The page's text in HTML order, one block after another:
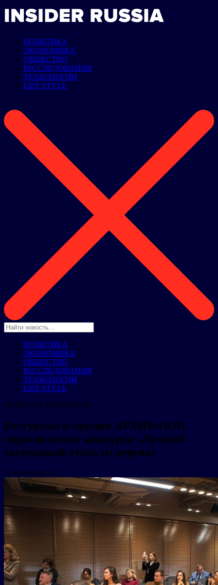
ПОЛИТИКА
ЭКОНОМИКА
ОБЩЕСТВО
РАССЛЕДОВАНИЯ
ТЕХНОЛОГИИ
LIFE STYLE
ПОЛИТИКА
ЭКОНОМИКА
ОБЩЕСТВО
РАССЛЕДОВАНИЯ
ТЕХНОЛОГИИ
LIFE STYLE
НОВОСТИ КОМПАНИЙ
Ростуризм и премия АРХИWOOD
подвели итоги конкурса «Лучший
загородный отель из дерева»
24 сентября 2021